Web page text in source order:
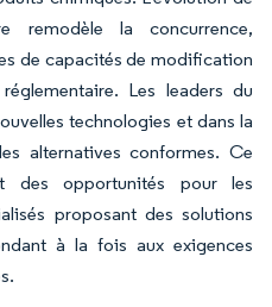
remodèle la concurrence,
de capacités de modification
Les leaders du
technologies et dans la
alternatives conformes. Ce
des opportunités pour les
proposant des solutions
à la fois aux exigences